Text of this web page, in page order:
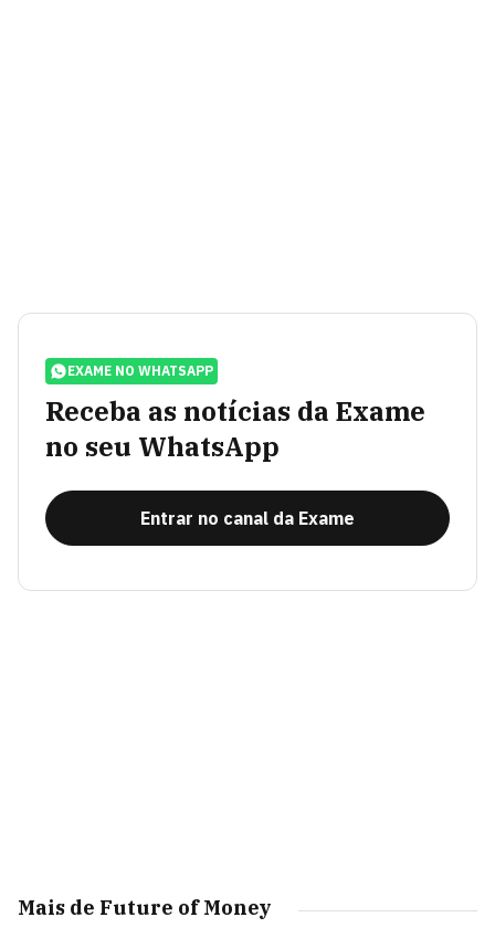
EXAME NO WHATSAPP
Receba as notícias da Exame
no seu WhatsApp
Entrar no canal da Exame
Mais de Future of Money